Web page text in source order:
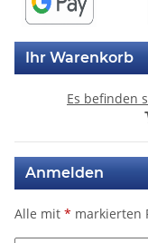
Ihr Warenkorb
Es befinden
Anmelden
Alle mit * markierten